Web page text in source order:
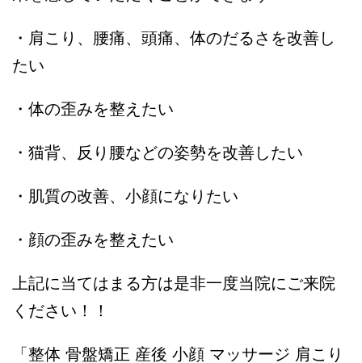
・肩こり、腰痛、頭痛、体のだるさを改善し
たい
・体の歪みを整えたい
・猫背、反り腰などの姿勢を改善したい
・肌質の改善、小顔になりたい
・顔の歪みを整えたい
上記に当てはまる方は是非一度当院にご来院
ください！！
「整体 骨盤矯正 産後 小顔 マッサージ 肩こり